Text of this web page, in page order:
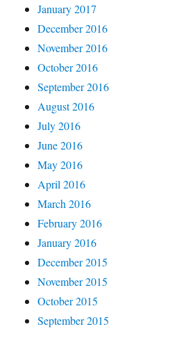
January 2017
December 2016
November 2016
October 2016
September 2016
August 2016
July 2016
June 2016
May 2016
April 2016
March 2016
February 2016
January 2016
December 2015
November 2015
October 2015
September 2015